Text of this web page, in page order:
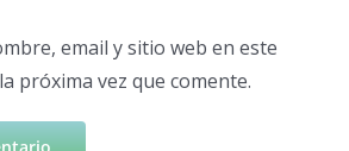
email y sitio web en este
próxima vez que comente.